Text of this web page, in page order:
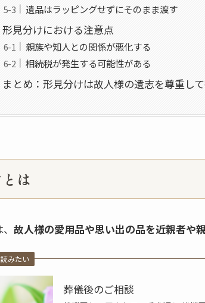
遺品はラッピングせずにそのまま渡す
形見分けにおける注意点
親族や知人との関係が悪化する
相続税が発生する可能性がある
まとめ：形見分けは故人様の遺志を尊重し
は
故人様の愛用品や思い出の品を近親者や
みたい
葬儀後のご相談